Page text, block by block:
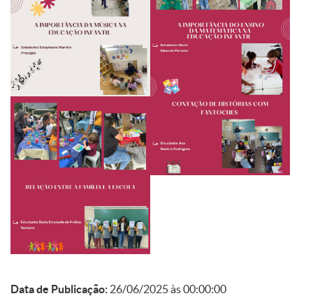
Data de Publicação: 26/06/2025 às 00:00:00